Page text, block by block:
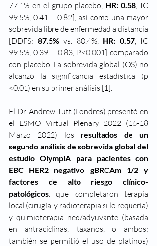
77.1% en el grupo placebo, HR: 0.58, IC
99.5%, 0.41 – 0.82], así como una mayor
sobrevida libre de enfermedad a distancia
[DDFS: 87.5% vs. 80.4%, HR: 0.57, IC
99.5%, 0.39 – 0.83, P<0.001] comparado
con placebo. La sobrevida global (OS) no
alcanzó la significancia estadística (p
<0.01) en su primer análisis [1].
El Dr. Andrew Tutt (Londres) presentó en
el ESMO Virtual Plenary 2022 (16-18
Marzo 2022) los resultados de un
segundo análisis de sobrevida global del
estudio OlympiA para pacientes con
EBC HER2 negativo gBRCAm 1/2 y
factores de alto riesgo clínico-
patológicos, que completaron terapia
local (cirugía, y radioterapia si lo requería)
y quimioterapia neo/adyuvante (basada
en antraciclinas, taxanos, o ambos;
también se permitió el uso de platinos)